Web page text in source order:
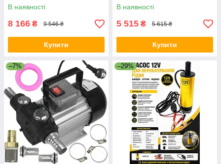
В наявності
8 166 ₴ 9 546 ₴
Купити
В наявності
5 515 ₴ 5 615 ₴
Купити
–7% –29%